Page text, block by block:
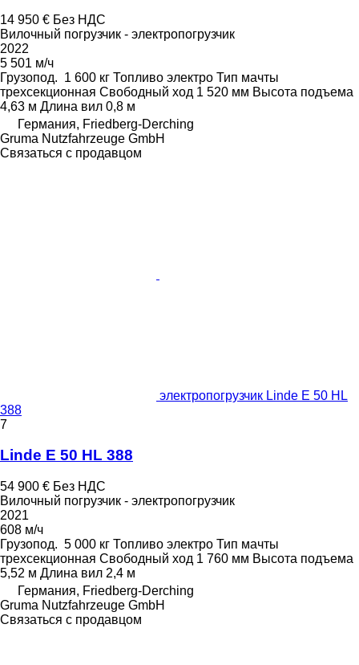
14 950 € Без НДС
Вилочный погрузчик - электропогрузчик
2022
5 501 м/ч
Грузопод. 1 600 кг Топливо электро Тип мачты
трехсекционная Свободный ход 1 520 мм Высота подъема
4,63 м Длина вил 0,8 м
Германия, Friedberg-Derching
Gruma Nutzfahrzeuge GmbH
Связаться с продавцом
электропогрузчик Linde E 50 HL
388
7
Linde E 50 HL 388
54 900 € Без НДС
Вилочный погрузчик - электропогрузчик
2021
608 м/ч
Грузопод. 5 000 кг Топливо электро Тип мачты
трехсекционная Свободный ход 1 760 мм Высота подъема
5,52 м Длина вил 2,4 м
Германия, Friedberg-Derching
Gruma Nutzfahrzeuge GmbH
Связаться с продавцом